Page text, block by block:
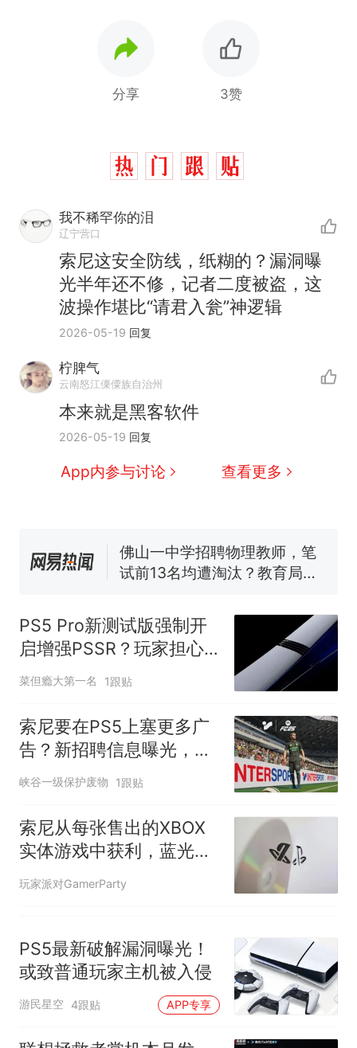
分享 3赞
我不稀罕你的泪
辽宁营口
索尼这安全防线，纸糊的？漏洞曝
光半年还不修，记者二度被盗，这
波操作堪比“请君入瓮”神逻辑
2026-05-19 回复
柠脾气
云南怒江傈僳族自治州
本来就是黑客软件
2026-05-19 回复
App内参与讨论 查看更多
那个在床头放菜刀的女孩，
人生
新
搬家报价570元，搬到楼下
交5060元才肯搬上楼！女子傻
眼了……
费大厨“全国小炒肉大王”称
协会回应
台风"白海豚"中心附近最大风
已叫停招聘，成立调查组全面
核查
笔试第一被第二名传话劝弃考
官方通报
因老师一句“跟我回家”改写了
人生
PS5 Pro新测试版强制开
启增强PSSR？玩家担心
画质反而变差
菜但瘾大第一名 1跟贴
索尼要在PS5上塞更多广
告？新招聘信息曝光，玩
家担忧吃相难看
峡谷一级保护废物 1跟贴
索尼从每张售出的XBOX
实体游戏中获利，蓝光授
权费成隐形收入
玩家派对GamerParty
PS5最新破解漏洞曝光！
或致普通玩家主机被入侵
游民星空 4跟贴 APP专享